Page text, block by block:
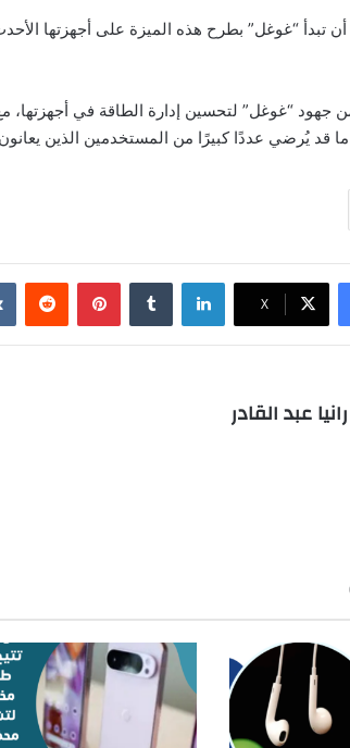
أن تبدأ “غوغل” بطرح هذه الميزة على أجهزتها
“غوغل” لتحسين إدارة الطاقة في أجهزتها،
قد يُرضي عددًا كبيرًا من المستخدمين الذين
‫X
لينكدإن بينتيريست
رانيا عبد القادر